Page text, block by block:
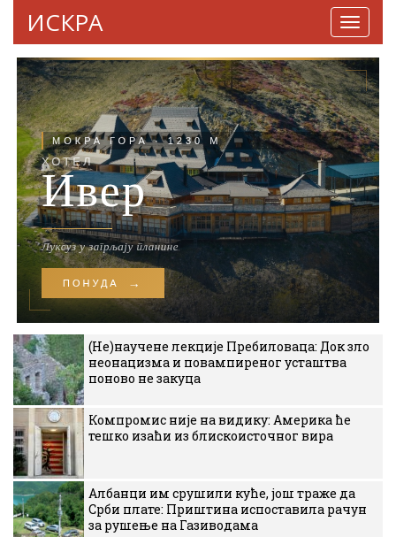
ИСКРА
(Не)научене лекције Пребиловаца: Док зло
неонацизма и повампиреног усташтва
поново не закуца
Компромис није на видику: Америка ће
тешко изаћи из блискоисточног вира
Албанци им срушили куће, још траже да
Срби плате: Приштина испоставила рачун
за рушење на Газиводама